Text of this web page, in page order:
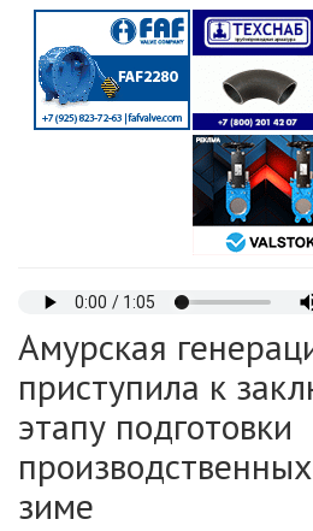
Амурская
приступила к
этапу подготовки
зиме